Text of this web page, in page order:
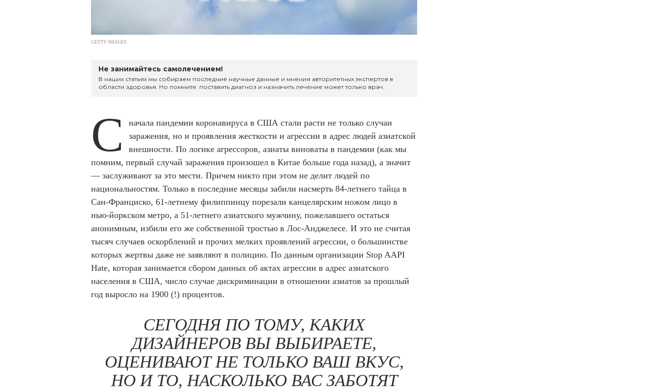
GETTY IMAGES
Не занимайтесь самолечением!
В наших статьях мы собираем последние научные данные и мнения авторитетных экспертов в
области здоровья. Но помните: поставить диагноз и назначить лечение может только врач.
С
начала пандемии коронавируса в США стали расти не только случаи
заражения, но и проявления жесткости и агрессии в адрес людей азиатской
внешности. По логике агрессоров, азиаты виноваты в пандемии (как мы
помним, первый случай заражения произошел в Китае больше года назад), а значит
— заслуживают за это мести. Причем никто при этом не делит людей по
национальностям. Только в последние месяцы забили насмерть 84-летнего тайца в
Сан-Франциско, 61-летнему филиппинцу порезали канцелярским ножом лицо в
нью-йоркском метро, а 51-летнего азиатского мужчину, пожелавшего остаться
анонимным, избили его же собственной тростью в Лос-Анджелесе. И это не считая
тысяч случаев оскорблений и прочих мелких проявлений агрессии, о большинстве
которых жертвы даже не заявляют в полицию. По данным организации Stop AAPI
Hate, которая занимается сбором данных об актах агрессии в адрес азиатского
населения в США, число случае дискриминации в отношении азиатов за прошлый
год выросло на 1900 (!) процентов.
СЕГОДНЯ ПО ТОМУ, КАКИХ
ДИЗАЙНЕРОВ ВЫ ВЫБИРАЕТЕ,
ОЦЕНИВАЮТ НЕ ТОЛЬКО ВАШ ВКУС,
НО И ТО, НАСКОЛЬКО ВАС ЗАБОТЯТ